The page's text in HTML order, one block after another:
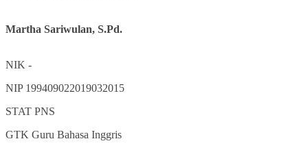
Martha Sariwulan, S.Pd.
NIK -
NIP 199409022019032015
STAT PNS
GTK Guru Bahasa Inggris